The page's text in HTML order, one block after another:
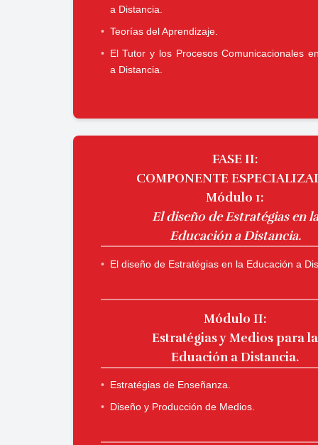
a Distancia.
Teorías del Aprendizaje.
El Tutor y los Procesos Comunicacionales
a Distancia.
FASE II:
​​​​​​​COMPONENTE
Módulo 1:
El diseño de Estratégias en la
Educación a Distancia.
El diseño de Estratégias en la Educación a
Módulo II:
Estratégias y Medios para la
Eduación a Distancia.
Estratégias de Enseñanza.
Diseño y Producción de Medios.